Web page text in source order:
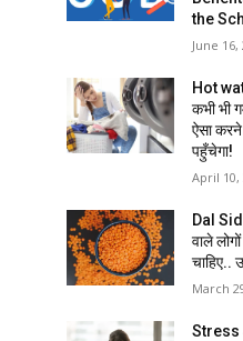
the
June 16,
Hot
कभी भी
ऐसा
पहुँचेगा!
April 10,
Dal
वाले
चाहिए..
March
Stress